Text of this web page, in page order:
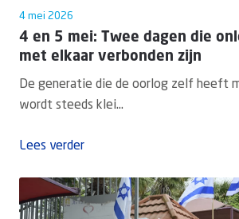
4 mei 2026
4 en 5 mei: Twee dagen die
met elkaar verbonden zijn
De generatie die de oorlog zelf heeft
wordt steeds klei...
Lees verder